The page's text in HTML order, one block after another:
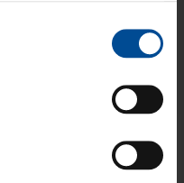
BABY LÄTZCHEN-2ER